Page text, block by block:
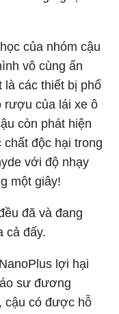
của nhóm cậu
vô cùng ấn
các thiết bị phổ
rượu của lái xe ô
còn phát hiện
độc hại trong
với độ nhạy
một giây!
đã và đang
cả đấy.
lợi hại
sư đương
cậu có được hỗ